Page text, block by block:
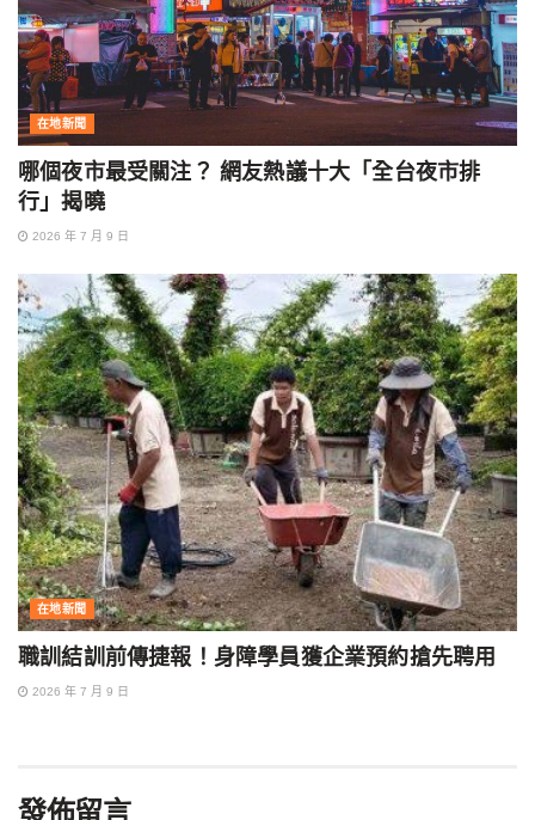
在地新聞
哪個夜市最受關注？ 網友熱議十大「全台夜市排
行」揭曉
2026 年 7 月 9 日
在地新聞
職訓結訓前傳捷報！身障學員獲企業預約搶先聘用
2026 年 7 月 9 日
發佈留言